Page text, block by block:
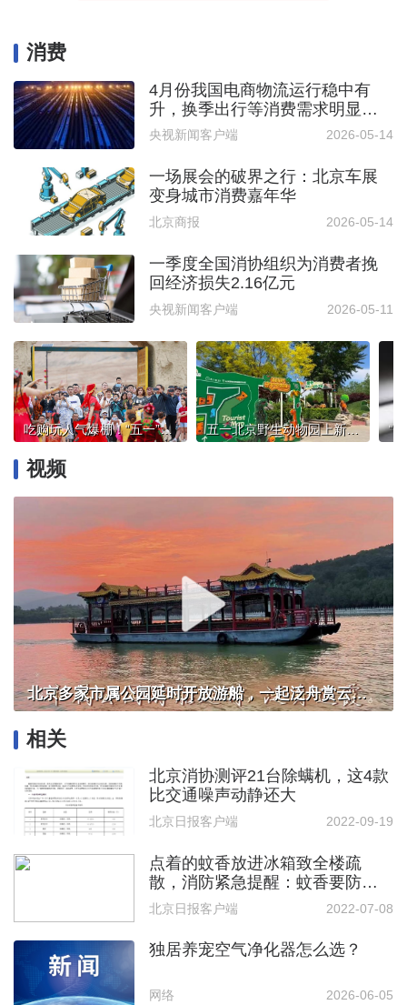
消费
4月份我国电商物流运行稳中有
升，换季出行等消费需求明显增
长
央视新闻客户端 2026-05-14
一场展会的破界之行：北京车展
变身城市消费嘉年华
北京商报 2026-05-14
一季度全国消协组织为消费者挽
回经济损失2.16亿元
央视新闻客户端 2026-05-11
吃购玩人气爆棚！“五一”假期新疆消费市场热辣滚烫 五一北京野生动物园上新！来恐龙山看“萌兽”巡游
视频
北京多家市属公园延时开放游船，一起泛舟赏云霞！
相关
北京消协测评21台除螨机，这4款
比交通噪声动静还大
北京日报客户端 2022-09-19
点着的蚊香放进冰箱致全楼疏
散，消防紧急提醒：蚊香要防阴
燃
北京日报客户端 2022-07-08
独居养宠空气净化器怎么选？
网络 2026-06-05